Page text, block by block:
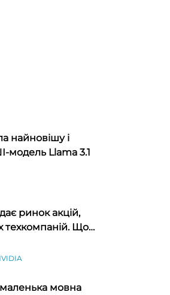
найновішу і
модель Llama 3.1
ринок акцій,
техкомпаній. Що
мовна